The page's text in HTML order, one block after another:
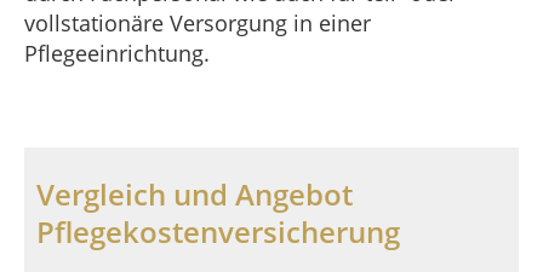
vollstationäre Versorgung in einer
Pflegeeinrichtung.
Vergleich und Angebot
Pflegekostenversicherung